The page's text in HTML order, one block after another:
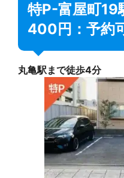
特P-富屋町19
400円：予約
丸亀駅まで徒歩4分